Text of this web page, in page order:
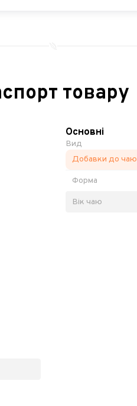
товару
Основні
Вид
Добавки до чаю
Форма
Вік чаю